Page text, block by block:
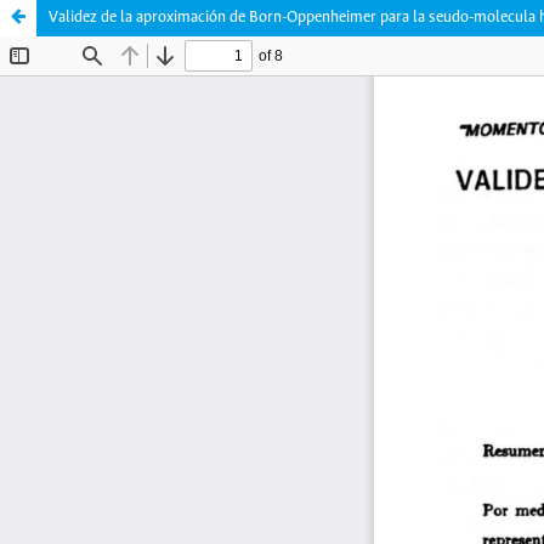
Validez de la aproximación de Born-Oppenheimer para la seudo-molecula